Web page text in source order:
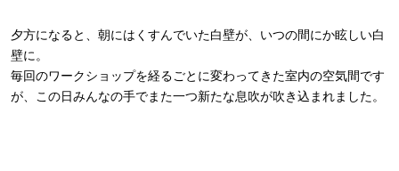
夕方になると、朝にはくすんでいた白壁が、いつの間にか眩しい白
壁に。
毎回のワークショップを経るごとに変わってきた室内の空気間です
が、この日みんなの手でまた一つ新たな息吹が吹き込まれました。